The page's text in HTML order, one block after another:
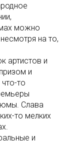
можно
на то,
артистов и
и
то
Слава
то мелких
и